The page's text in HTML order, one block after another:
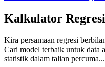
Kalkulator
Kira persamaan regresi
Cari model terbaik untuk data
statistik dalam talian percuma...